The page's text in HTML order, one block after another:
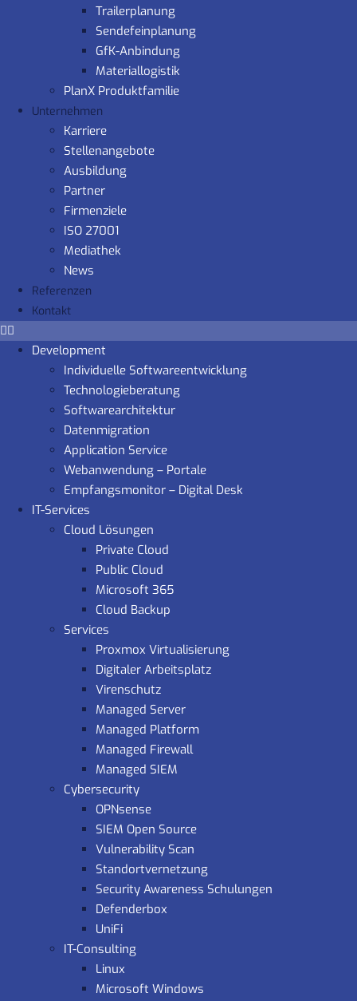
Trailerplanung
Sendefeinplanung
GfK-Anbindung
Materiallogistik
PlanX Produktfamilie
Unternehmen
Karriere
Stellenangebote
Ausbildung
Partner
Firmenziele
ISO 27001
Mediathek
News
Referenzen
Kontakt
Development
Individuelle Softwareentwicklung
Technologieberatung
Softwarearchitektur
Datenmigration
Application Service
Webanwendung – Portale
Empfangsmonitor – Digital Desk
IT-Services
Cloud Lösungen
Private Cloud
Public Cloud
Microsoft 365
Cloud Backup
Services
Proxmox Virtualisierung
Digitaler Arbeitsplatz
Virenschutz
Managed Server
Managed Platform
Managed Firewall
Managed SIEM
Cybersecurity
OPNsense
SIEM Open Source
Vulnerability Scan
Standortvernetzung
Security Awareness Schulungen
Defenderbox
UniFi
IT-Consulting
Linux
Microsoft Windows